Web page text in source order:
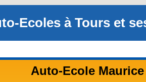
Ecoles à Tours et
Auto-Ecole Maurice